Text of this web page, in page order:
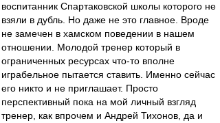
воспитанник Спартаковской школы которого не
взяли в дубль. Но даже не это главное. Вроде
не замечен в хамском поведении в нашем
отношении. Молодой тренер который в
ограниченных ресурсах что-то вполне
играбельное пытается ставить. Именно сейчас
его никто и не приглашает. Просто
перспективный пока на мой личный взгляд
тренер, как впрочем и Андрей Тихонов, да и